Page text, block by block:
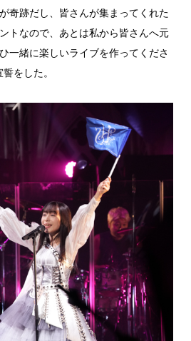
奇跡だし、皆さんが集まってくれた
トなので、あとは私から皆さんへ元
一緒に楽しいライブを作ってくださ
をした。